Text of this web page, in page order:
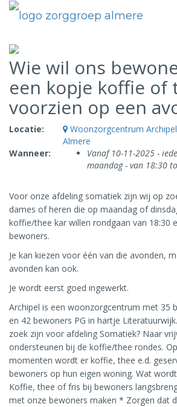
Wie wil ons
een kopje koffie of
voorzien op een
Locatie:
Woonzorgcentrum
Almere
Wanneer:
Vanaf 10-11-2025 -
maandag - van 18:30
Voor onze afdeling somatiek zijn wij op
dames of heren die op maandag of
koffie/thee kar willen rondgaan van 18:30
bewoners.
Je kan kiezen voor één van die avonden,
avonden kan ook.
Je wordt eerst goed ingewerkt.
Archipel is een woonzorgcentrum met 35
en 42 bewoners PG in hartje
zoek zijn voor afdeling Somatiek? Naar
ondersteunen bij de koffie/thee rondes.
momenten wordt er koffie, thee e.d.
bewoners op hun eigen woning. Wat
Koffie, thee of fris bij bewoners
met onze bewoners maken * Zorgen dat